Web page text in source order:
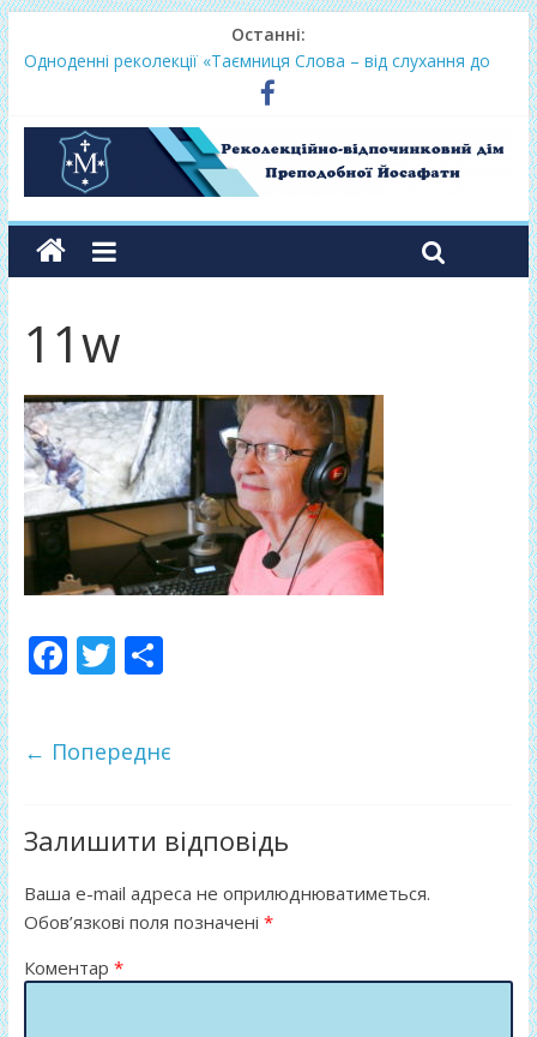
Останні:
Одноденні реколекції «Таємниця Слова – від слухання до
Lectio Divina – єв.Матея 2026
Нове життя в Христі – осінь 2026
Фундамент у вересні 2026
11w
F
b
o
k
T
er
П
л
т
и
ся
← Попереднє
Залишити відповідь
Ваша e-mail адреса не оприлюднюватиметься.
Обов’язкові поля позначені *
Коментар *